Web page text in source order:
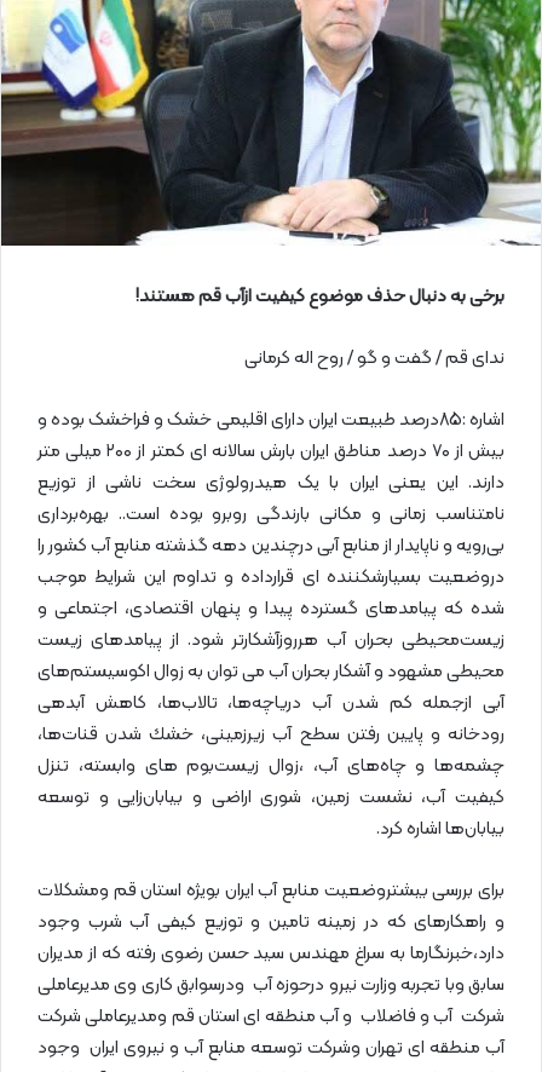
م
ی
ل
برخی به دنبال حذف موضوع کیفیت ازآب قم هستند!
ندای قم / گفت و گو / روح اله کرمانی
اشاره :85درصد طبیعت ایران دارای اقلیمی خشک و فراخشک بوده و
بیش از ۷۰ درصد مناطق ایران بارش سالانه ای کمتر از ۲۰۰ میلی متر
دارند. این یعنی ایران با یک هیدرولوژی سخت ناشی از توزیع
نامتناسب زمانی و مکانی بارندگی روبرو بوده است.. بهره‌برداری
بی‌رویه و ناپایدار از منابع آبی درچندین دهه گذشته منابع آب کشور را
دروضعیت بسیارشکننده ای قرارداده و تداوم این شرایط موجب
شده که پیامدهای گسترده پیدا و پنهان اقتصادی، اجتماعی و
زیست‌محیطی بحران آب هرروزآشکارتر شود. از پیامدهای زیست
محیطی مشهود و آشکار بحران آب می توان به زوال اکوسیستم‌های
آبی ازجمله کم شدن آب دریاچه‌ها، تالاب‌ها، کاهش آبدهی
رودخانه و پایین رفتن سطح آب زیرزمینی، خشك شدن قنات‌ها،
چشمه‌ها و چاه‌های آب، ،زوال زیست‌بوم های وابسته، تنزل
کیفیت آب، نشست زمين، شوری اراضی و بیابان‌زایی و توسعه
بیابان‌ها اشاره کرد.
برای بررسی بیشتروضعیت منابع آب ایران بویژه استان قم ومشکلات
و راهکارهای که در زمینه تامین و توزیع کیفی آب شرب وجود
دارد،خبرنگارما به سراغ مهندس سید حسن رضوی رفته که از مدیران
سابق وبا تجربه وزارت نیرو درحوزه آب ودرسوابق کاری وی مدیرعاملی
شرکت آب و فاضلاب و آب منطقه ای استان قم ومدیرعاملی شرکت
آب منطقه ای تهران وشرکت توسعه منابع آب و نیروی ایران وجود